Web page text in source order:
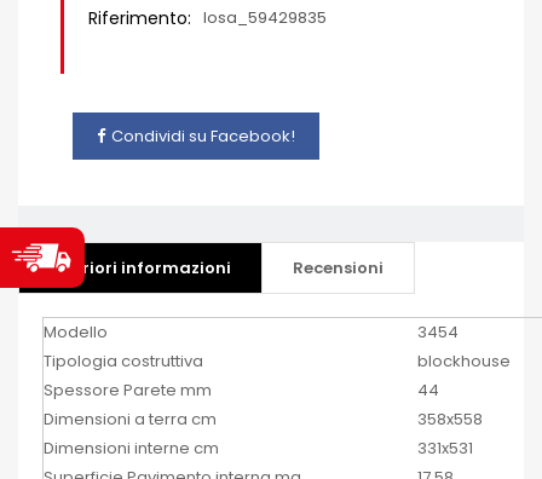
Riferimento: losa_59429835
Condividi su Facebook!
Ulteriori informazioni Recensioni
Modello
3454
Tipologia costruttiva
blockhouse
Spessore Parete mm
44
Dimensioni a terra cm
358x558
Dimensioni interne cm
331x531